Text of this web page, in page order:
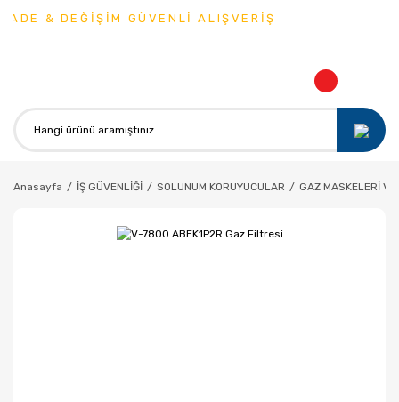
& DEĞİŞİM GÜVENLİ ALIŞVERİŞ
Anasayfa İŞ GÜVENLİĞİ SOLUNUM KORUYUCULAR GAZ MASKELERİ VE